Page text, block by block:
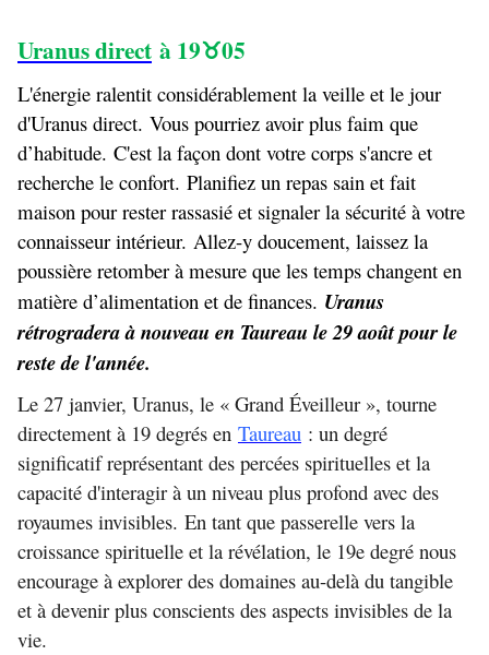
Uranus direct à 19♉05
L'énergie ralentit considérablement la veille et le jour
d'Uranus direct. Vous pourriez avoir plus faim que
d’habitude. C'est la façon dont votre corps s'ancre et
recherche le confort. Planifiez un repas sain et fait
maison pour rester rassasié et signaler la sécurité à votre
connaisseur intérieur. Allez-y doucement, laissez la
poussière retomber à mesure que les temps changent en
matière d’alimentation et de finances. Uranus
rétrogradera à nouveau en Taureau le 29 août pour le
reste de l'année.
Le 27 janvier, Uranus, le « Grand Éveilleur », tourne
directement à 19 degrés en Taureau : un degré
significatif représentant des percées spirituelles et la
capacité d'interagir à un niveau plus profond avec des
royaumes invisibles. En tant que passerelle vers la
croissance spirituelle et la révélation, le 19e degré nous
encourage à explorer des domaines au-delà du tangible
et à devenir plus conscients des aspects invisibles de la
vie.